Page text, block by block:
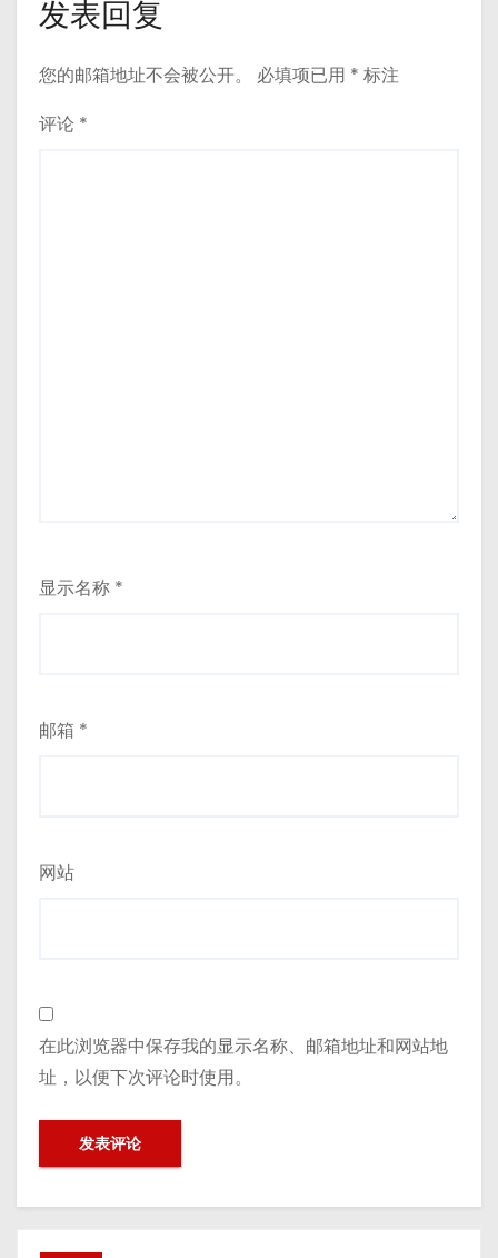
发表回复
您的邮箱地址不会被公开。 必填项已用 * 标注
评论 *
显示名称 *
邮箱 *
网站
在此浏览器中保存我的显示名称、邮箱地址和网站地
址，以便下次评论时使用。